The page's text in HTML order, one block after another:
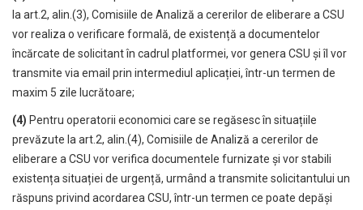
la art.2, alin.(3), Comisiile de Analiză a cererilor de eliberare a CSU
vor realiza o verificare formală, de existență a documentelor
încărcate de solicitant în cadrul platformei, vor genera CSU și îl vor
transmite via email prin intermediul aplicației, într-un termen de
maxim 5 zile lucrătoare;
(4) Pentru operatorii economici care se regăsesc în situațiile
prevăzute la art.2, alin.(4), Comisiile de Analiză a cererilor de
eliberare a CSU vor verifica documentele furnizate și vor stabili
existența situației de urgență, urmând a transmite solicitantului un
răspuns privind acordarea CSU, într-un termen ce poate depăși